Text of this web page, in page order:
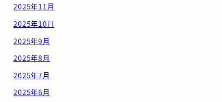
2025年11月
2025年10月
2025年9月
2025年8月
2025年7月
2025年6月